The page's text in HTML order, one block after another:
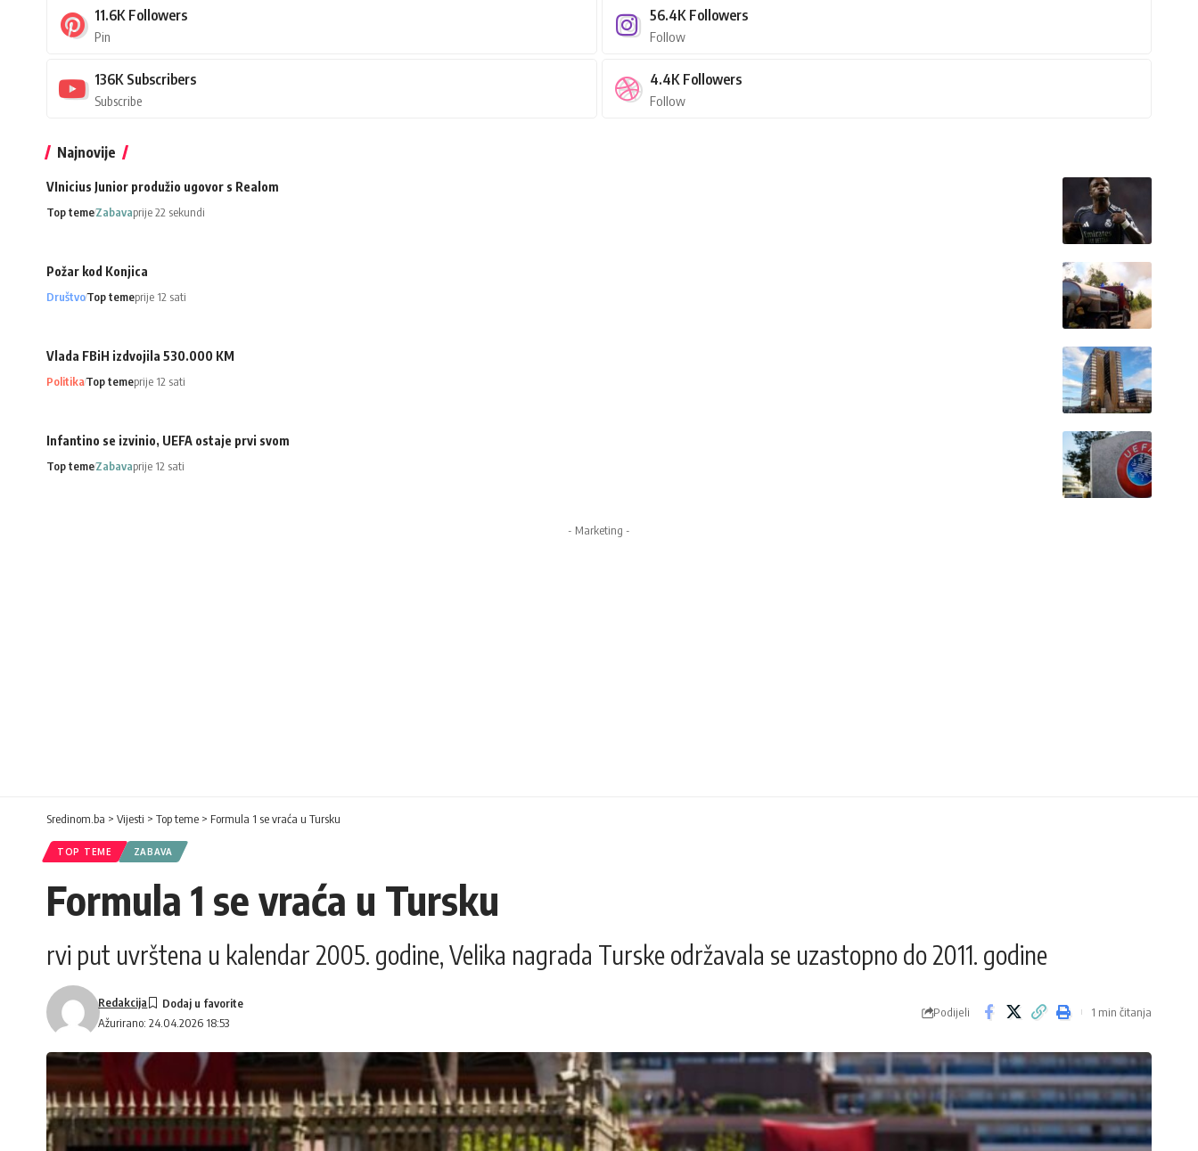
11.6K Followers
Pin
56.4K Followers
Follow
136K Subscribers
Subscribe
4.4K Followers
Follow
Najnovije
VInicius Junior produžio ugovor s Realom
Top temeZabavaprije 22 sekundi
Požar kod Konjica
DruštvoTop temeprije 12 sati
Vlada FBiH izdvojila 530.000 KM
PolitikaTop temeprije 12 sati
Infantino se izvinio, UEFA ostaje prvi svom
Top temeZabavaprije 12 sati
- Marketing -
Sredinom.ba > Vijesti > Top teme > Formula 1 se vraća u Tursku
TOP TEME ZABAVA
Formula 1 se vraća u Tursku
rvi put uvrštena u kalendar 2005. godine, Velika nagrada Turske održavala se uzastopno do 2011. godine
Ažurirano: 24.04.2026 18:53
Redakcija
Podijeli 1 min čitanja